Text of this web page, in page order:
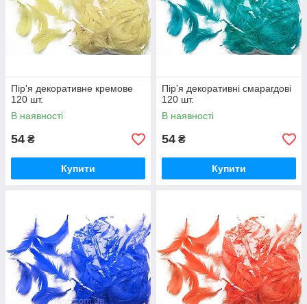
Пір'я декоративне кремове
120 шт.
В наявності
54 ₴
Купити
Пір'я декоративні смарагдові
120 шт.
В наявності
54 ₴
Купити